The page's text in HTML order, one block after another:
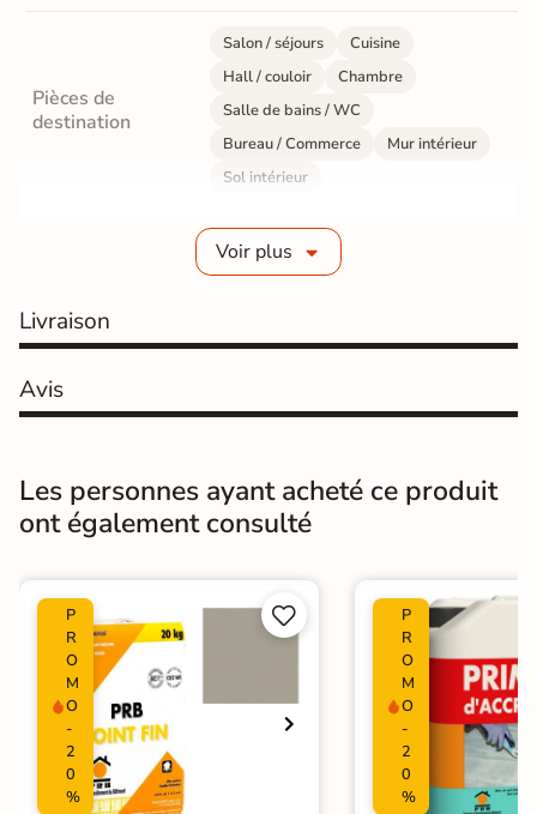
Pièces de
destination
Salon / séjours
Cuisine
Hall / couloir
Chambre
Salle de bains / WC
Bureau / Commerce
Mur intérieur
Sol intérieur
Grès cérame émaillé
Résistance à
Gr4 - Très résistant
Masse colorée Non
rectifié
Finition Mate
Surface Lisse
Nombres de
tampons
Résistant au Gel
Pièce humides
Voir plus
Livraison
Avis
Les personnes ayant acheté ce produit
ont également consulté
P
R
O
M
O
-
2
0
%


P
R
O
M
O
-
2
0
%